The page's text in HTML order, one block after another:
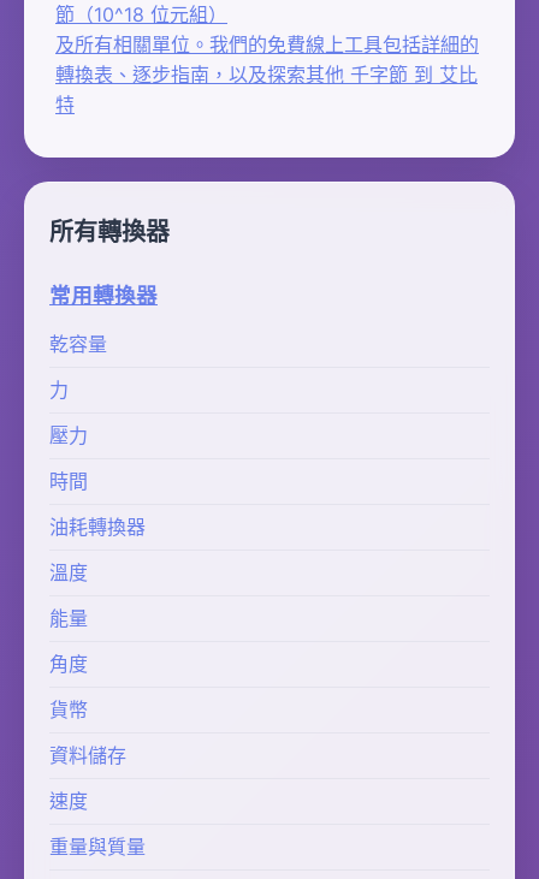
節（10^18 位元組）
及所有相關單位。我們的免費線上工具包括詳細的
轉換表、逐步指南，以及探索其他 千字節 到 艾比
特
所有轉換器
常用轉換器
乾容量
力
壓力
時間
油耗轉換器
溫度
能量
角度
貨幣
資料儲存
速度
重量與質量